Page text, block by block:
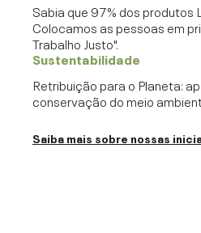
Sabia que 97% dos produtos
Colocamos as pessoas em
Trabalho Justo".
Sustentabilidade
Retribuição para o Planeta:
conservação do meio
Saiba mais sobre nossas